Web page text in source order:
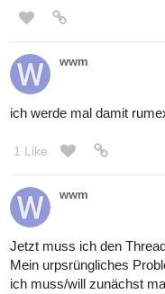
wwm
ich werde mal damit
1 Like
wwm
Jetzt muss ich den
Mein urpsrüngliches
ich muss/will zunächst